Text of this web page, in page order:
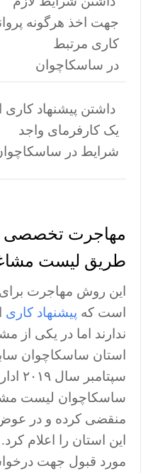
جهت اخذ هرگونه
کاری مرتبط
در ساسکاچوان
داشتن پیشنهاد کاری
یک کارفرمای واجد
شرایط در
مهاجرت تخصصی
طریق لیست
این روش مهاجرت
است که پیشنهاد کاری
ندارند اما در یکی از
استان ساسکاچوان
ساسکاچوان لیست
منقضی کرده و در
این استان را اعلام
مورد قبول جهت